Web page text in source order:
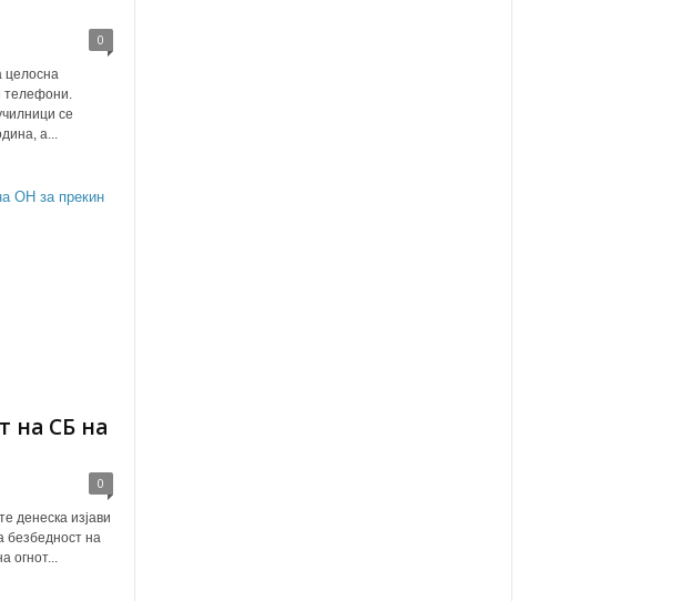
0
целосна
телефони.
се
а...
на СБ на
0
денеска изјави
безбедност на
огнот...